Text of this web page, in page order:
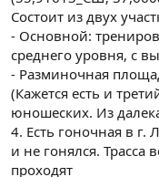
Состоит из двух
- Основной:
среднего уровня, с
- Разминочная
(Кажется есть и
юношеских. Из
4. Есть гоночная в
и не гонялся. Трасса
проходят